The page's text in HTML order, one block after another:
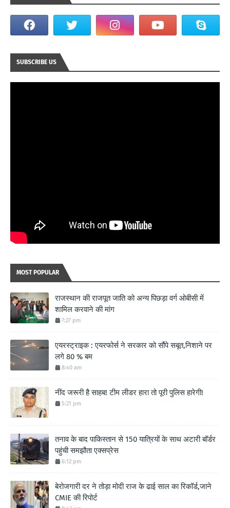
SUBSCRIBE US
MOST POPULAR
राजस्थान की राजपूत जाति को अन्य पिछड़ा वर्ग ओबीसी में
शामिल करवाने की मांग
7:27 pm
एयरस्ट्राइक : एयरफोर्स ने सरकार को सौंपे सबूत,निशाने पर
लगे 80 % बम
8:40 am
नींद जरूरी है साहब! टीम लीडर हारा तो पूरी पुलिस हारेगी!
5:21 pm
तनाव के बाद पाकिस्तान से 150 यात्रियों के साथ अटारी बॉर्डर
पहुंची समझौता एक्सप्रेस
6:12 pm
बेरोजगारी दर ने तोड़ा मोदी राज के ढाई साल का रिकॉर्ड,जाने
CMIE की रिपोर्ट